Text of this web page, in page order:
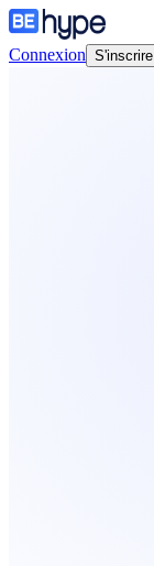
Connexion S'inscrire